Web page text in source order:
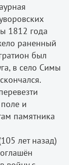
1812 года
раненный
был
в село Симы
и
памятника
лет назад)